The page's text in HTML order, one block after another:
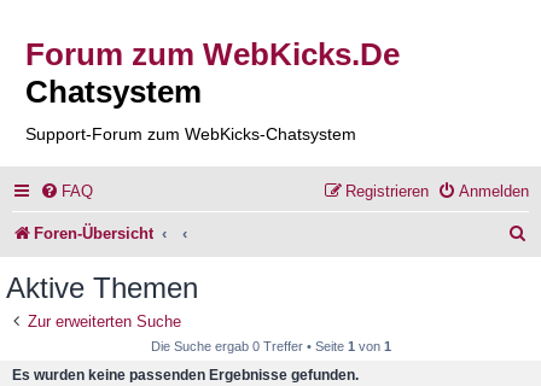
Forum zum WebKicks.De
Chatsystem
Support-Forum zum WebKicks-Chatsystem
FAQ Anmelden
Registrieren
Foren-Übersicht
Aktive Themen
Zur erweiterten Suche
Die Suche ergab 0 Treffer • Seite 1 von 1
Es wurden keine passenden Ergebnisse gefunden.